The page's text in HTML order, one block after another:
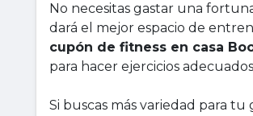
No necesitas gastar una
dará el mejor espacio de
cupón de fitness en casa
para hacer ejercicios
Si buscas más variedad para tu